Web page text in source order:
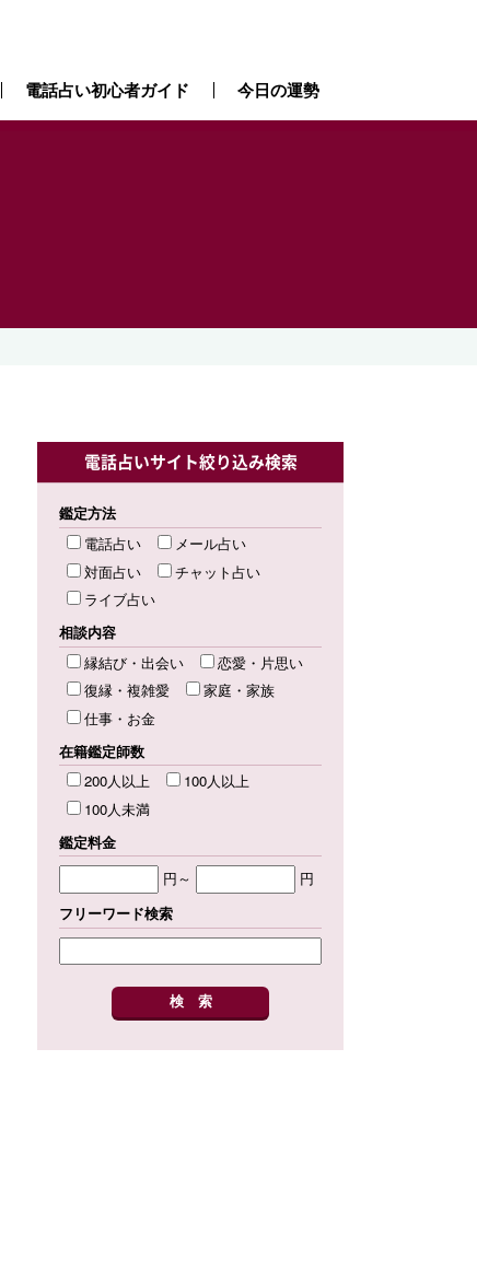
電話占い初心者ガイド 今日の運勢
電話占いサイト絞り込み検索
鑑定方法
電話占い
メール占い
対面占い
チャット占い
ライブ占い
相談内容
縁結び・出会い
恋愛・片思い
復縁・複雑愛
家庭・家族
仕事・お金
在籍鑑定師数
200人以上
100人以上
100人未満
鑑定料金
円～
円
フリーワード検索